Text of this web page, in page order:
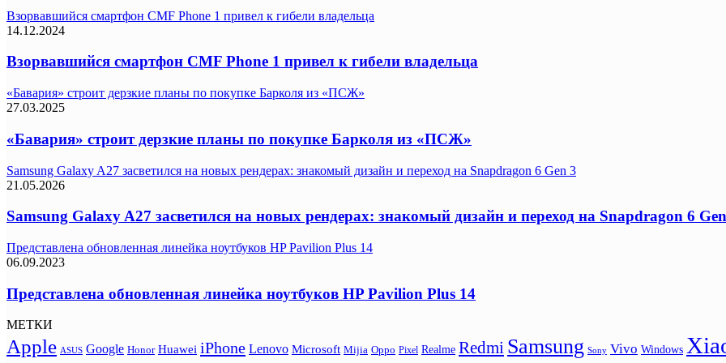
Взорвавшийся смартфон CMF Phone 1 привел к гибели владельца
14.12.2024
Взорвавшийся смартфон CMF Phone 1 привел к гибели владельца
«Бавария» строит дерзкие планы по покупке Барколя из «ПСЖ»
27.03.2025
«Бавария» строит дерзкие планы по покупке Барколя из «ПСЖ»
Samsung Galaxy A27 засветился на новых рендерах: знакомый дизайн и переход на Snapdragon 6 Gen 3
21.05.2026
Samsung Galaxy A27 засветился на новых рендерах: знакомый дизайн и переход на Snapdragon 6
Представлена обновленная линейка ноутбуков HP Pavilion Plus 14
06.09.2023
Представлена обновленная линейка ноутбуков HP Pavilion Plus 14
МЕТКИ
Apple ASUS Google Honor Huawei iPhone Lenovo Microsoft Mijia Oppo Pixel Realme Redmi Samsung Sony Vivo Windows